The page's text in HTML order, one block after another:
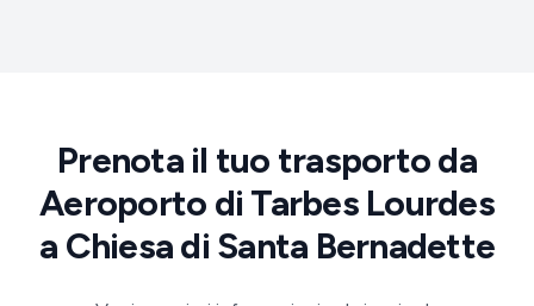
Prenota il tuo trasporto da
Aeroporto di Tarbes Lourdes
a Chiesa di Santa Bernadette